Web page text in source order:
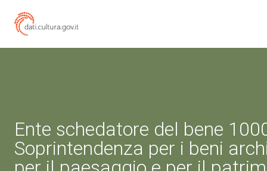
Ente schedatore del bene
Soprintendenza per i beni